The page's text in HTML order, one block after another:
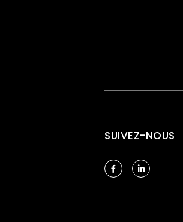
SUIVEZ-NOUS